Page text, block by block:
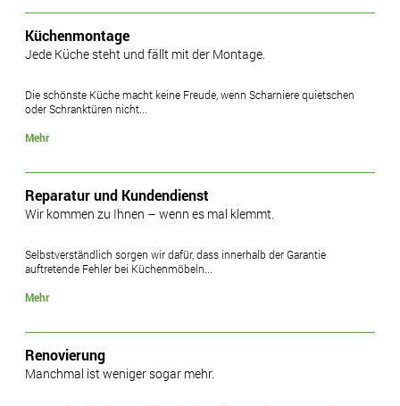
Küchenmontage
Jede Küche steht und fällt mit der Montage.
Die schönste Küche macht keine Freude, wenn Scharniere quietschen
oder Schranktüren nicht...
Mehr
Reparatur und Kundendienst
Wir kommen zu Ihnen – wenn es mal klemmt.
Selbstverständlich sorgen wir dafür, dass innerhalb der Garantie
auftretende Fehler bei Küchenmöbeln...
Mehr
Renovierung
Manchmal ist weniger sogar mehr.